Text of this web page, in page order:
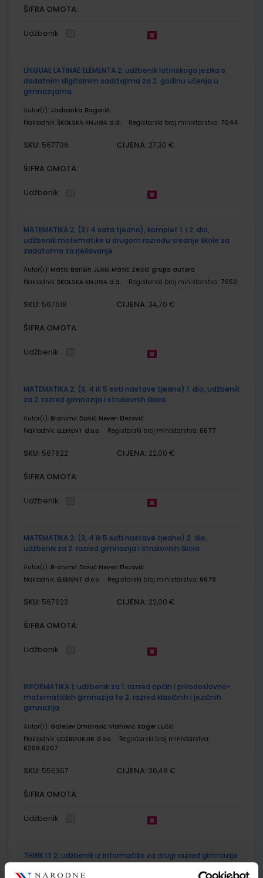
ŠIFRA OMOTA:
Udžbenik
LINGUAE LATINAE ELEMENTA 2; udžbenik latinskoga jezika s
dodatnim digitalnim sadržajima za 2. godinu učenja u
gimnazijama
Autor(i): Jadranka Bagarić
Nakladnik: ŠKOLSKA KNJIGA d.d. Registarski broj ministarstva: 7044
SKU: 567706 CIJENA: 27,30 €
ŠIFRA OMOTA:
Udžbenik
MATEMATIKA 2; (3 i 4 sata tjedno), komplet 1. i 2. dio,
udžbenik matematike u drugom razredu srednje škole sa
zadatcima za rješavanje
Autor(i): Matić Barišin Jukić Matić Zelčić grupa autora
Nakladnik: ŠKOLSKA KNJIGA d.d. Registarski broj ministarstva: 7050
SKU: 567618 CIJENA: 34,70 €
ŠIFRA OMOTA:
Udžbenik
MATEMATIKA 2; (3, 4 ili 5 sati nastave tjedno) 1. dio, udžbenik
za 2. razred gimnazija i strukovnih škola
Autor(i): Branimir Dakić Neven Elezović
Nakladnik: ELEMENT d.o.o. Registarski broj ministarstva: 6677
SKU: 567622 CIJENA: 22,00 €
ŠIFRA OMOTA:
Udžbenik
MATEMATIKA 2; (3, 4 ili 5 sati nastave tjedno) 2. dio,
udžbenik za 2. razred gimnazija i strukovnih škola
Autor(i): Branimir Dakić Neven Elezović
Nakladnik: ELEMENT d.o.o. Registarski broj ministarstva: 6678
SKU: 567623 CIJENA: 22,00 €
ŠIFRA OMOTA:
Udžbenik
INFORMATIKA 1; udžbenik za 1. razred općih i prirodoslovno-
matematičkih gimnazija te 2. razred klasičnih i jezičnih
gimnazija
Autor(i): Galešev Dmitrović Vlahović Kager Lučić
Nakladnik: UDŽBENIK.HR d.o.o.
Registarski broj ministarstva:
6209;6207
SKU: 556367 CIJENA: 36,48 €
ŠIFRA OMOTA:
Udžbenik
THINK IT 2; udžbenik iz informatike za drugi razred gimnazije
Autor(i):Tomičić Ivošević Volarić Draganjac